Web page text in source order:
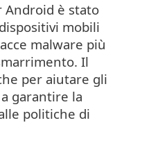
Android è stato
mobili
malware più
Il
per aiutare gli
garantire la
politiche di